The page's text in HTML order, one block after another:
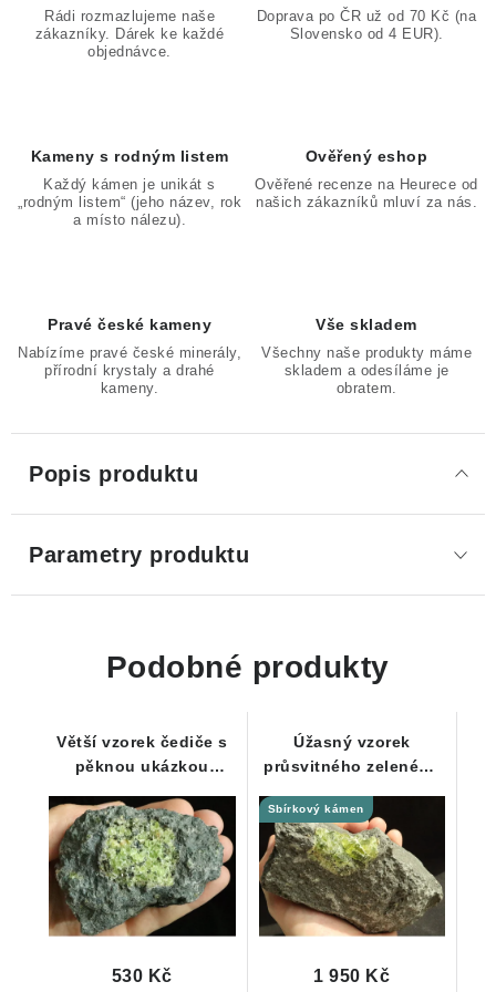
Rádi rozmazlujeme naše
zákazníky. Dárek ke každé
objednávce.
Doprava po ČR už od 70 Kč (na
Slovensko od 4 EUR).
Kameny s rodným listem
Každý kámen je unikát s
„rodným listem“ (jeho název, rok
a místo nálezu).
Ověřený eshop
Ověřené recenze na Heurece od
našich zákazníků mluví za nás.
Pravé české kameny
Nabízíme pravé české minerály,
přírodní krystaly a drahé
kameny.
Vše skladem
Všechny naše produkty máme
skladem a odesíláme je
obratem.
Popis produktu
Parametry produktu
Podobné produkty
Větší vzorek čediče s
pěknou ukázkou
olivínu
530 Kč
Úžasný vzorek
průsvitného zeleného
kg
Sbírkový kámen
1 950 Kč